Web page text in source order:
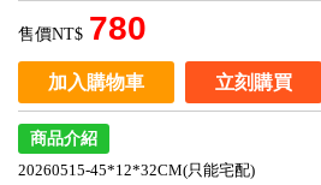
售價NT$ 780
加入購物車 立刻購買
商品介紹
20260515-45*12*32CM(只能宅配)